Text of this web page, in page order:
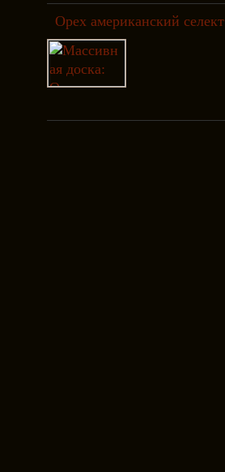
Орех американский селект